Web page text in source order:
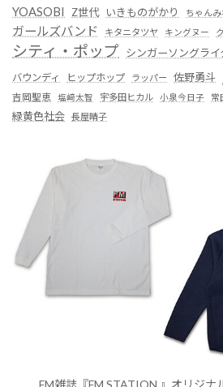
YOASOBI Z世代 いきものがかり ちゃんみ
ガールズバンド キタニタツヤ キングヌー
シティ・ポップ シンガーソングライ
バウンディ ヒップホップ ラッパー 佐野勇斗
吉岡聖恵 塩﨑太智 宇多田ヒカル 小泉今日子 常
緑黄色社会 長屋晴子
FM雑誌『FM STATION 』オリジナ